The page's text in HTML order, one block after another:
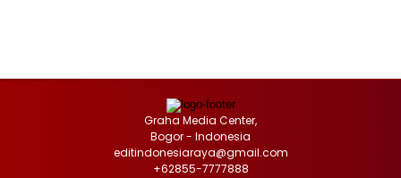
Graha Media Center,
Bogor - Indonesia
editindonesiaraya@gmail.com
+62855-7777888